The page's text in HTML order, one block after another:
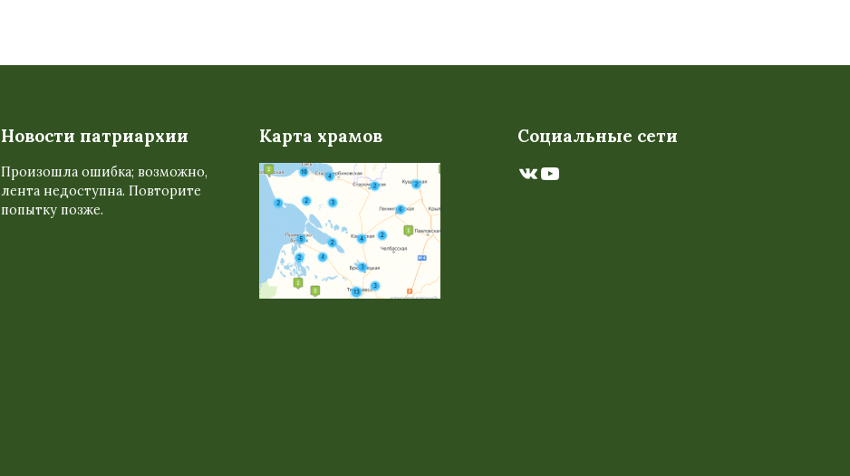
Новости патриархии
Произошла ошибка; возможно,
лента недоступна. Повторите
попытку позже.
Карта храмов Социальные сети
ВКонтакте
YouTube